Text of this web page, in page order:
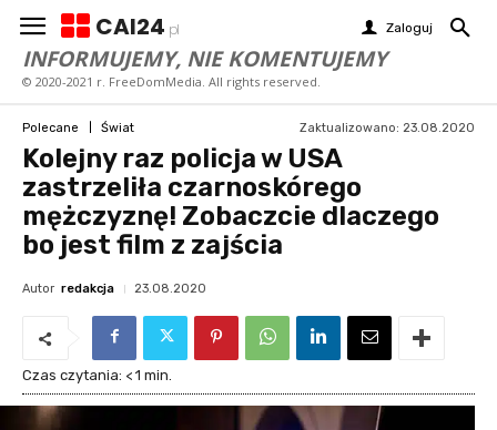
CAI24 pl Zaloguj
INFORMUJEMY, NIE KOMENTUJEMY
© 2020-2021 r. FreeDomMedia. All rights reserved.
Polecane Świat Zaktualizowano: 23.08.2020
Kolejny raz policja w USA
zastrzeliła czarnoskórego
mężczyznę! Zobaczcie dlaczego
bo jest film z zajścia
Autor redakcja 23.08.2020
Czas czytania: < 1 min.